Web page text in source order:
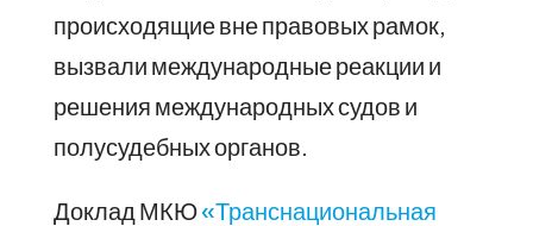
происходящие вне правовых рамок,
вызвали международные реакции и
решения международных судов и
полусудебных органов.
Доклад МКЮ«Транснациональная